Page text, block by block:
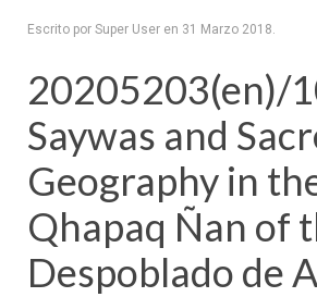
Escrito por Super User en 31 Marzo 2018.
20205203(en)/
Saywas and
Geography in
Qhapaq Ñan of
Despoblado de